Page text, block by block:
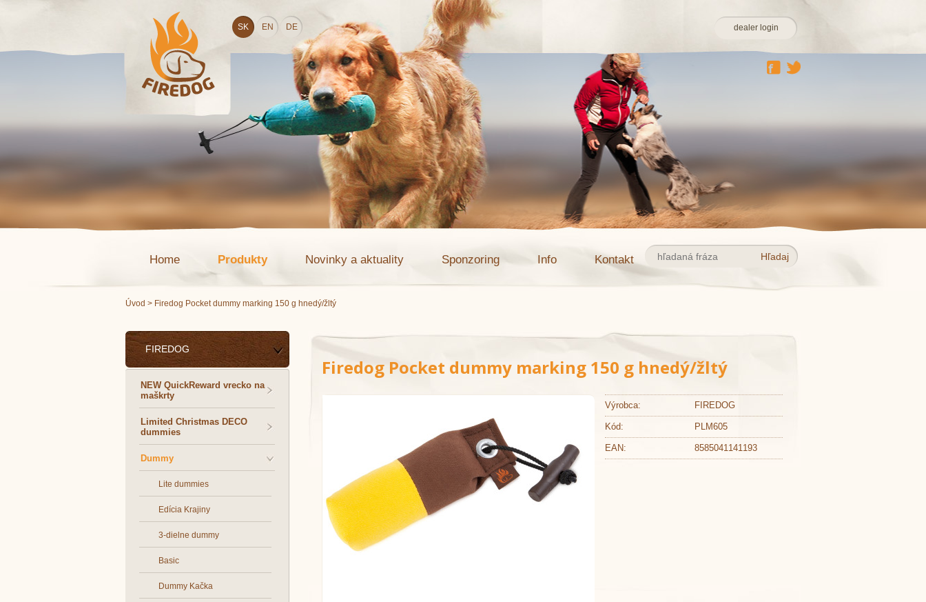
SK EN DE dealer login
Home Produkty Novinky a aktuality Sponzoring Info Kontakt
Úvod > Firedog Pocket dummy marking 150 g hnedý/žltý
FIREDOG
NEW QuickReward vrecko na
maškrty
Limited Christmas DECO
dummies
Dummy
Lite dummies
Edícia Krajiny
3-dielne dummy
Basic
Dummy Kačka
Firedog Pocket dummy marking 150 g hnedý/žltý
Výrobca: FIREDOG
Kód: PLM605
EAN: 8585041141193